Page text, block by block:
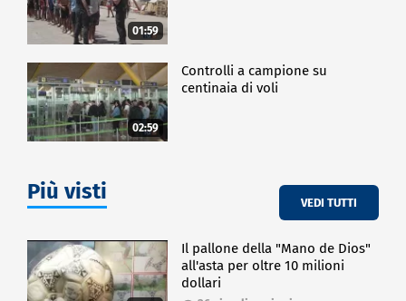
01:59
02:59
Controlli a campione su
centinaia di voli
Più visti VEDI TUTTI
Il pallone della "Mano de Dios"
all'asta per oltre 10 milioni
dollari